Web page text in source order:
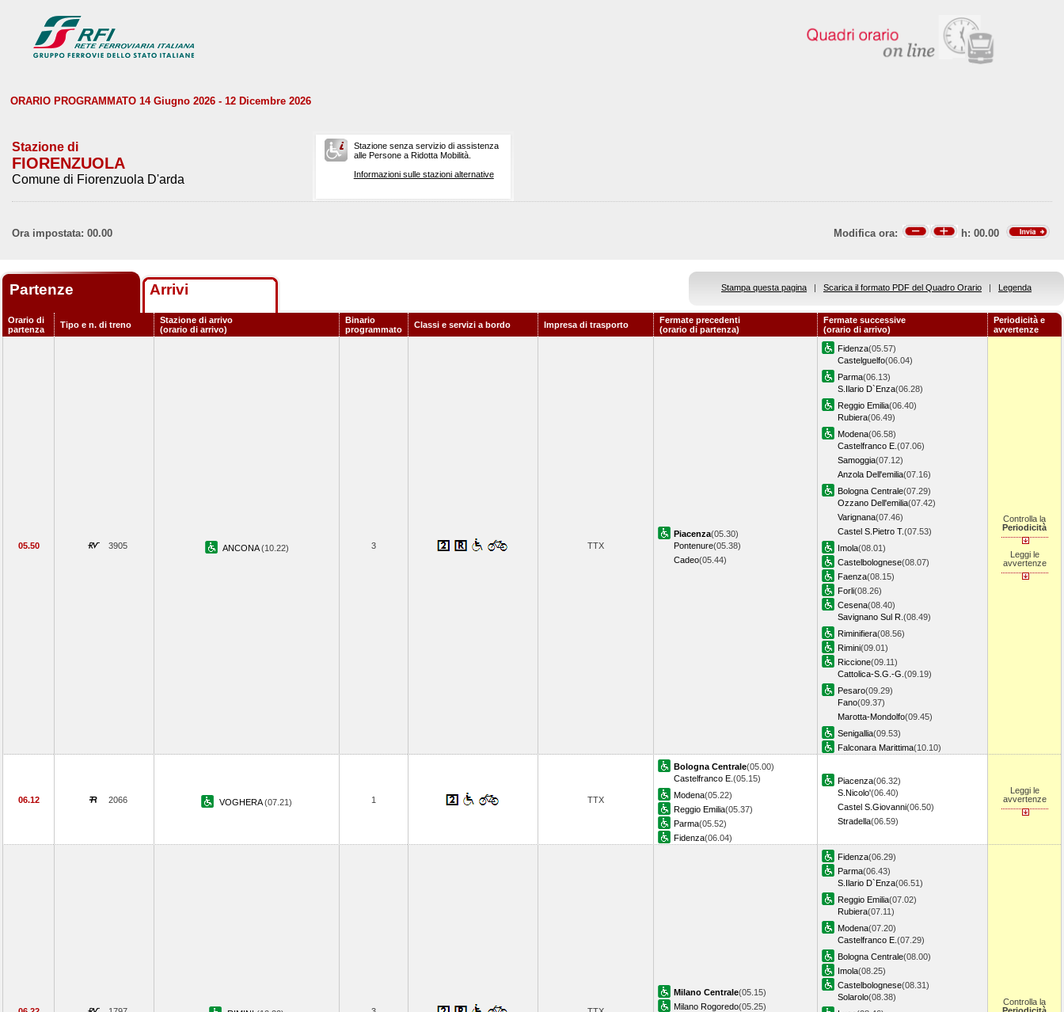
ORARIO PROGRAMMATO 14 Giugno 2026 - 12 Dicembre 2026
Stazione di
FIORENZUOLA
Comune di Fiorenzuola D'arda
Stazione senza servizio di assistenza
alle Persone a Ridotta Mobilità.
Informazioni sulle stazioni alternative
Ora impostata: 00.00 Modifica ora: h: 00.00
Partenze Arrivi Stampa questa pagina | Scarica il formato PDF del Quadro Orario | Legenda
Orario di
partenza
Tipo e n. di treno
Stazione di arrivo
(orario di arrivo)
Binario
programmato
Classi e servizi a bordo Impresa di trasporto
Fermate precedenti
(orario di partenza)
Fermate successive
(orario di arrivo)
Periodicità e
avvertenze
05.50 3905 ANCONA(10.22) 3 TTX
Piacenza(05.30)
Pontenure(05.38)
Cadeo(05.44)
Fidenza(05.57)
Castelguelfo(06.04)
Parma(06.13)
S.Ilario D`Enza(06.28)
Reggio Emilia(06.40)
Rubiera(06.49)
Modena(06.58)
Castelfranco E. (07.06)
Samoggia(07.12)
Anzola Dell'emilia(07.16)
Bologna Centrale(07.29)
Ozzano Dell'emilia(07.42)
Varignana(07.46)
Castel S.Pietro T.(07.53)
Imola(08.01)
Castelbolognese(08.07)
Faenza(08.15)
Forli(08.26)
Cesena(08.40)
Savignano Sul R. (08.49)
Riminifiera(08.56)
Rimini(09.01)
Riccione(09.11)
Cattolica-S.G.-G. (09.19)
Pesaro(09.29)
Fano(09.37)
Marotta-Mondolfo(09.45)
Senigallia(09.53)
Falconara Marittima(10.10)
Controlla la
Periodicità
Leggi le
avvertenze
06.12 2066 VOGHERA(07.21) 1 TTX
Bologna Centrale(05.00)
Castelfranco E. (05.15)
Modena(05.22)
Reggio Emilia(05.37)
Parma(05.52)
Fidenza(06.04)
Piacenza(06.32)
S.Nicolo'(06.40)
Castel S.Giovanni(06.50)
Stradella(06.59)
Leggi le
avvertenze
Milano Centrale(05.15)
Milano Rogoredo(05.25)
Fidenza(06.29)
Parma(06.43)
S.Ilario D`Enza(06.51)
Reggio Emilia(07.02)
Rubiera(07.11)
Modena(07.20)
Castelfranco E. (07.29)
Bologna Centrale(08.00)
Imola(08.25)
Castelbolognese(08.31)
Solarolo(08.38)
Controlla la